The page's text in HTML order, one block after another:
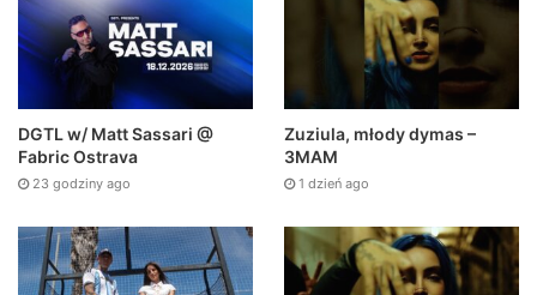
DGTL w/ Matt Sassari @
Fabric Ostrava
23 godziny ago
Zuziula, młody dymas –
3MAM
1 dzień ago